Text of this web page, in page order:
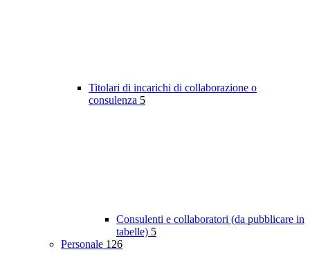
Titolari di incarichi di collaborazione o
consulenza 5
Consulenti e collaboratori (da pubblicare in
tabelle) 5
Personale 126